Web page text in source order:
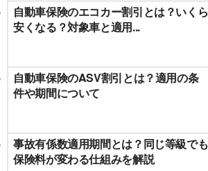
自動車保険のエコカー割引とは？いくら
安くなる？対象車と適用...
自動車保険のASV割引とは？適用の条
件や期間について
事故有係数適用期間とは？同じ等級でも
保険料が変わる仕組みを解説